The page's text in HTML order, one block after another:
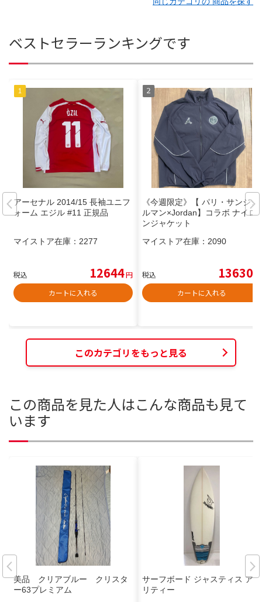
ベストセラーランキングです
アーセナル 2014/15 長袖ユニフ
ォーム エジル #11 正規品
マイストア在庫： 2277
税込 12644円
カートに入れる
《今週限定》【 パリ・サンジェ
ルマン×Jordan】コラボ ナイロ
ンジャケット
マイストア在庫： 2090
税込 13630
カートに入れる
このカテゴリをもっと見る
この商品を見た人はこんな商品も見て
います
美品 クリアブルー クリスタ
ー63プレミアム
サーフボード ジャスティス アビ
リティー